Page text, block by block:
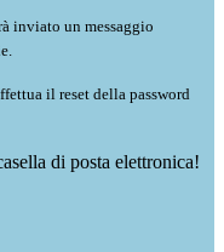
inviato un messaggio
il reset della password
di posta elettronica!